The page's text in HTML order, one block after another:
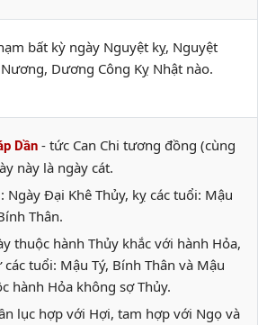
bất kỳ ngày Nguyệt kỵ, Nguyệt
Dương Công Kỵ Nhật nào.
Dần - tức Can Chi tương đồng (cùng
này là ngày cát.
Ngày Đại Khê Thủy, kỵ các tuổi: Mậu
Thân.
thuộc hành Thủy khắc với hành Hỏa,
tuổi: Mậu Tý, Bính Thân và Mậu
hành Hỏa không sợ Thủy.
lục hợp với Hợi, tam hợp với Ngọ và